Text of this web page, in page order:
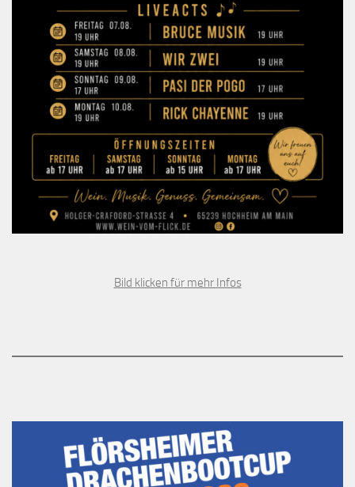
Bild klicken für mehr Infos